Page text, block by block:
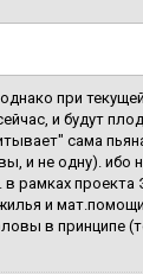
при
и будут
сама
и не одну). ибо
в рамках
и
в принципе